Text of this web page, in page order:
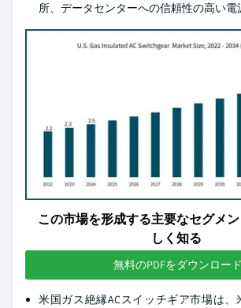
所、データセンターへの信頼性の高い電
この市場を形成する主要なセグメ
しく知る
無料のPDFをダウンロード
米国ガス絶縁ACスイッチギア市場は、